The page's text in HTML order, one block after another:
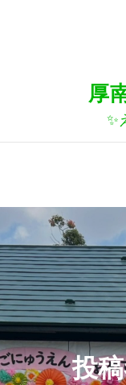
厚
✨
投